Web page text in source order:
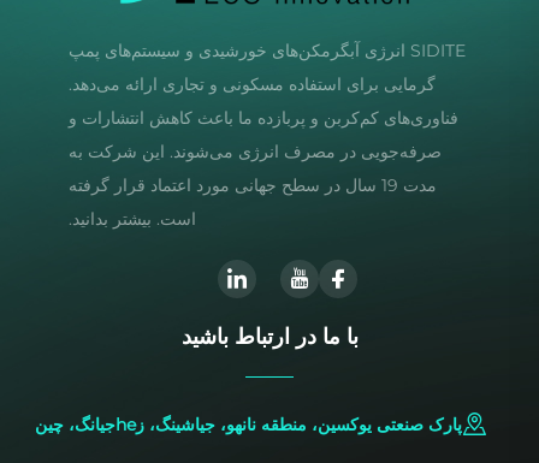
SIDITE انرژی آبگرمکن‌های خورشیدی و سیستم‌های پمپ
گرمایی برای استفاده مسکونی و تجاری ارائه می‌دهد.
فناوری‌های کم‌کربن و پربازده ما باعث کاهش انتشارات و
صرفه‌جویی در مصرف انرژی می‌شوند. این شرکت به
مدت 19 سال در سطح جهانی مورد اعتماد قرار گرفته
است. بیشتر بدانید.
با ما در ارتباط باشید
پارک صنعتی یوکسین، منطقه نانهو، جیاشینگ، زheجیانگ، چین